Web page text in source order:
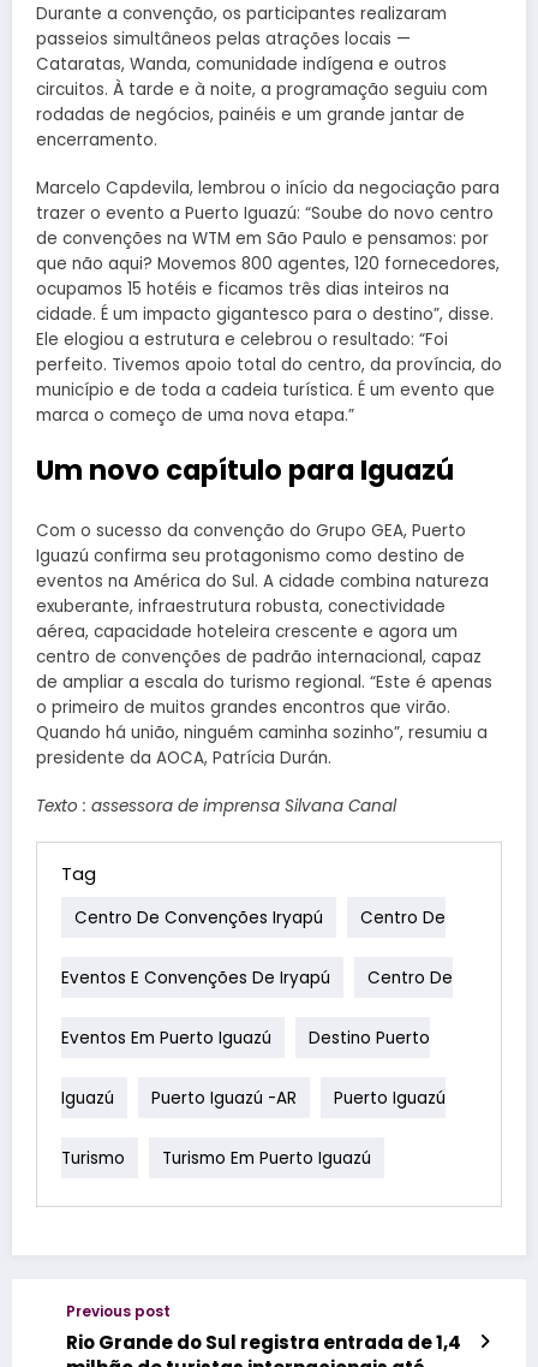
Durante a convenção, os participantes realizaram
passeios simultâneos pelas atrações locais —
Cataratas, Wanda, comunidade indígena e outros
circuitos. À tarde e à noite, a programação seguiu com
rodadas de negócios, painéis e um grande jantar de
encerramento.
Marcelo Capdevila, lembrou o início da negociação para
trazer o evento a Puerto Iguazú: “Soube do novo centro
de convenções na WTM em São Paulo e pensamos: por
que não aqui? Movemos 800 agentes, 120 fornecedores,
ocupamos 15 hotéis e ficamos três dias inteiros na
cidade. É um impacto gigantesco para o destino”, disse.
Ele elogiou a estrutura e celebrou o resultado: “Foi
perfeito. Tivemos apoio total do centro, da província, do
município e de toda a cadeia turística. É um evento que
marca o começo de uma nova etapa.”
Um novo capítulo para Iguazú
Com o sucesso da convenção do Grupo GEA, Puerto
Iguazú confirma seu protagonismo como destino de
eventos na América do Sul. A cidade combina natureza
exuberante, infraestrutura robusta, conectividade
aérea, capacidade hoteleira crescente e agora um
centro de convenções de padrão internacional, capaz
de ampliar a escala do turismo regional. “Este é apenas
o primeiro de muitos grandes encontros que virão.
Quando há união, ninguém caminha sozinho”, resumiu a
presidente da AOCA, Patrícia Durán.
Texto : assessora de imprensa Silvana Canal
Tag
Centro De Convenções Iryapú Centro De
Eventos E Convenções De Iryapú Centro De
Eventos Em Puerto Iguazú Destino Puerto
Iguazú Puerto Iguazú -AR Puerto Iguazú
Turismo Turismo Em Puerto Iguazú
Previous post
Rio Grande do Sul registra entrada de 1,4